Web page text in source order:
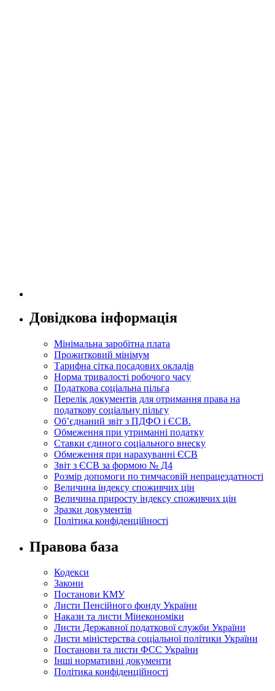
Довідкова інформація
Мінімальна заробітна плата
Прожитковий мінімум
Тарифна сітка посадових окладів
Норма тривалості робочого часу
Податкова соціальна пільга
Перелік документів для отримання права на
податкову соціальну пільгу
Об’єднаний звіт з ПДФО і ЄСВ.
Обмеження при утриманні податку
Ставки єдиного соціального внеску
Обмеження при нарахуванні ЄСВ
Звіт з ЄСВ за формою № Д4
Розмір допомоги по тимчасовій непрацездатності
Величина індексу споживчих цін
Величина приросту індексу споживчих цін
Зразки документів
Політика конфіденційності
Правова база
Кодекси
Закони
Постанови КМУ
Листи Пенсійного фонду України
Накази та листи Мінекономіки
Листи Державної податкової служби України
Листи міністерства соціальної політики України
Постанови та листи ФСС України
Інші нормативні документи
Політика конфіденційності